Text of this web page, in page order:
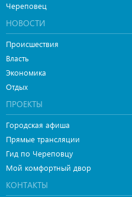
Череповец
НОВОСТИ
Происшествия
Власть
Экономика
Отдых
ПРОЕКТЫ
Городская афиша
Прямые трансляции
Гид по Череповцу
Мой комфортный двор
КОНТАКТЫ